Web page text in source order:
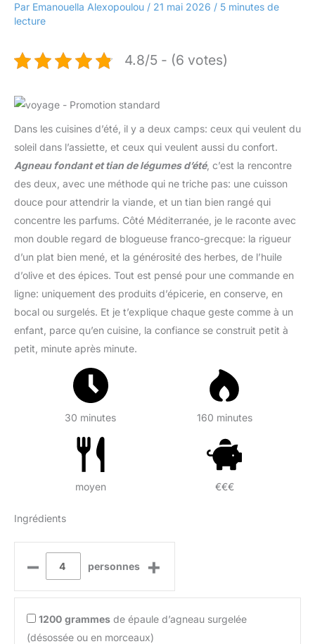
Par Emanouella Alexopoulou / 21 mai 2026 / 5 minutes de
lecture
4.8/5 - (6 votes)
Dans les cuisines d’été, il y a deux camps: ceux qui veulent du
soleil dans l’assiette, et ceux qui veulent aussi du confort.
Agneau fondant et tian de légumes d’été, c’est la rencontre
des deux, avec une méthode qui ne triche pas: une cuisson
douce pour attendrir la viande, et un tian bien rangé qui
concentre les parfums. Côté Méditerranée, je le raconte avec
mon double regard de blogueuse franco-grecque: la rigueur
d’un plat bien mené, et la générosité des herbes, de l’huile
d’olive et des épices. Tout est pensé pour une commande en
ligne: uniquement des produits d’épicerie, en conserve, en
bocal ou surgelés. Et je t’explique chaque geste comme à un
enfant, parce qu’en cuisine, la confiance se construit petit à
petit, minute après minute.
30 minutes 160 minutes
moyen €€€
Ingrédients
– personnes +
1200 grammes de épaule d’agneau surgelée
(désossée ou en morceaux)